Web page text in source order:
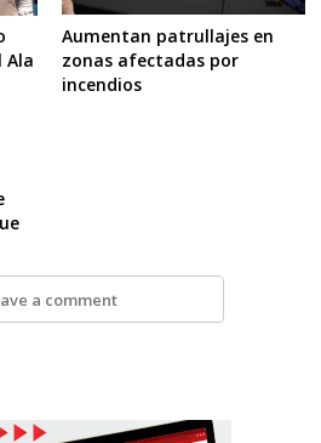
Ala
Aumentan patrullajes en
zonas afectadas por
incendios
a comment